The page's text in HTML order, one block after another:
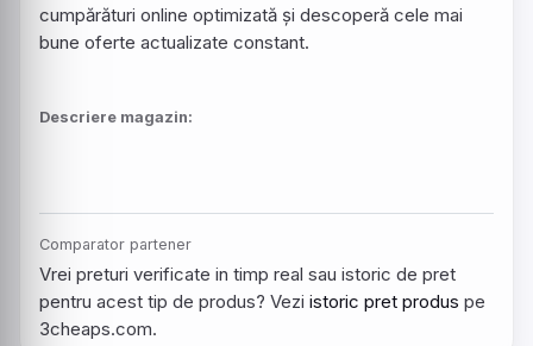
cumpărături online optimizată și descoperă cele mai
bune oferte actualizate constant.
Descriere magazin:
Comparator partener
Vrei preturi verificate in timp real sau istoric de pret
pentru acest tip de produs? Vezi istoric pret produs pe
3cheaps.com.